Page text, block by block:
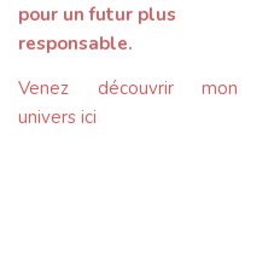
pour un futur plus
responsable.
Venez découvrir mon
univers ici